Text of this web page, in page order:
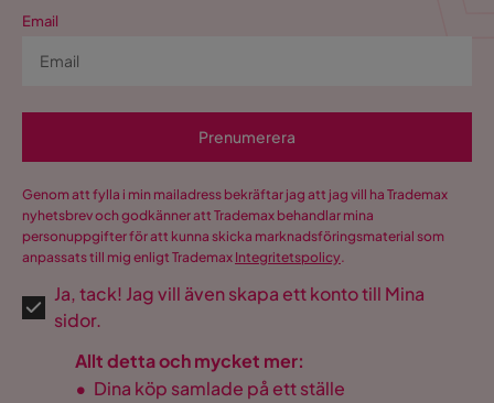
Email
Prenumerera
Genom att fylla i min mailadress bekräftar jag att jag vill ha Trademax
nyhetsbrev och godkänner att Trademax behandlar mina
personuppgifter för att kunna skicka marknadsföringsmaterial som
anpassats till mig enligt Trademax Integritetspolicy.
Ja, tack! Jag vill även skapa ett konto till Mina
sidor.
Allt detta och mycket mer:
• Dina köp samlade på ett ställe